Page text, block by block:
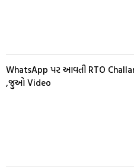
WhatsApp પર આવતી RTO
,જુઓ Video